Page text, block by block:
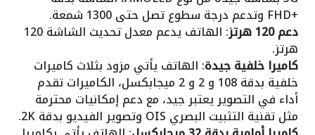
+FHD وتدعم درجة سطوع تصل حتى 1300 شمعة.
دعم 120 هرتز : الهاتف يدعم معدل تحديث الشاشة 120
هرتز.
كاميرا خلفية جيدة: الهاتف يأتي مزود بثلاث كاميرات
خلفية بدقة 108 و 2 و 2 ميجابكسل، الكاميرات تقدم
أداء في التصوير يعتبر جيد، مع دعم إمكانيات محترمة
مثل تقنية التثبيت البصري OIS وتصوير الفيديو بدقة 2K.